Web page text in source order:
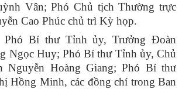
Vân; Phó Chủ tịch Thường trực
Cao Phúc chủ trì Kỳ họp.
Bí thư Tỉnh ủy, Trưởng Đoàn
Ngọc Huy; Phó Bí thư Tỉnh ủy, Chủ
Nguyễn Hoàng Giang; Phó Bí thư
Hồng Minh, các đồng chí trong Ban